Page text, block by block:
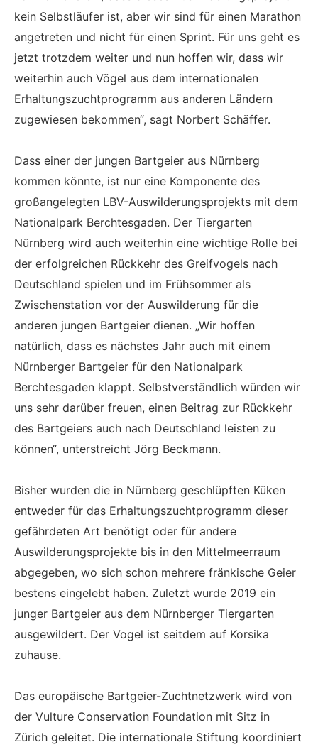
kein Selbstläufer ist, aber wir sind für einen Marathon
angetreten und nicht für einen Sprint. Für uns geht es
jetzt trotzdem weiter und nun hoffen wir, dass wir
weiterhin auch Vögel aus dem internationalen
Erhaltungszuchtprogramm aus anderen Ländern
zugewiesen bekommen“, sagt Norbert Schäffer.
Dass einer der jungen Bartgeier aus Nürnberg
kommen könnte, ist nur eine Komponente des
großangelegten LBV-Auswilderungsprojekts mit dem
Nationalpark Berchtesgaden. Der Tiergarten
Nürnberg wird auch weiterhin eine wichtige Rolle bei
der erfolgreichen Rückkehr des Greifvogels nach
Deutschland spielen und im Frühsommer als
Zwischenstation vor der Auswilderung für die
anderen jungen Bartgeier dienen. „Wir hoffen
natürlich, dass es nächstes Jahr auch mit einem
Nürnberger Bartgeier für den Nationalpark
Berchtesgaden klappt. Selbstverständlich würden wir
uns sehr darüber freuen, einen Beitrag zur Rückkehr
des Bartgeiers auch nach Deutschland leisten zu
können“, unterstreicht Jörg Beckmann.
Bisher wurden die in Nürnberg geschlüpften Küken
entweder für das Erhaltungszuchtprogramm dieser
gefährdeten Art benötigt oder für andere
Auswilderungsprojekte bis in den Mittelmeerraum
abgegeben, wo sich schon mehrere fränkische Geier
bestens eingelebt haben. Zuletzt wurde 2019 ein
junger Bartgeier aus dem Nürnberger Tiergarten
ausgewildert. Der Vogel ist seitdem auf Korsika
zuhause.
Das europäische Bartgeier-Zuchtnetzwerk wird von
der Vulture Conservation Foundation mit Sitz in
Zürich geleitet. Die internationale Stiftung koordiniert